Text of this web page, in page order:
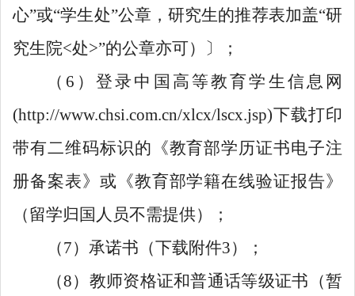
心”或“学生处”公章，研究生的推荐表加盖“研
究生院<处>”的公章亦可）〕；
（6）登录中国高等教育学生信息网
(http://www.chsi.com.cn/xlcx/lscx.jsp)下载打印
带有二维码标识的 《教育部学历证书电子注
册备案表》或《教育部学籍在线验证报告》
（留学归国人员不需提供）；
（7）承诺书（下载附件3）；
（8）教师资格证和普通话等级证书（暂